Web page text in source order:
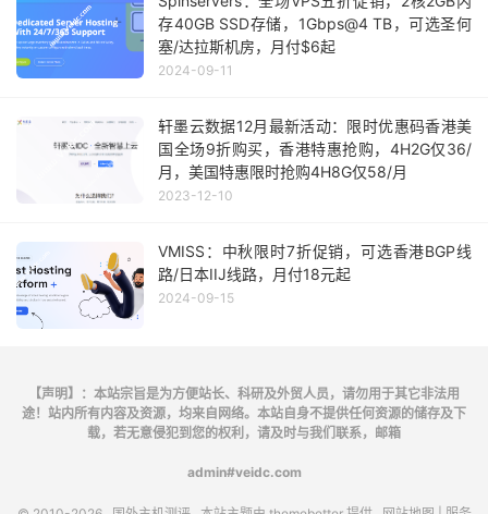
存40GB SSD存储，1Gbps@4 TB，可选圣何
塞/达拉斯机房，月付$6起
2024-09-11
轩墨云数据12月最新活动：限时优惠码香港美
国全场9折购买，香港特惠抢购，4H2G仅36/
月，美国特惠限时抢购4H8G仅58/月
2023-12-10
VMISS：中秋限时7折促销，可选香港BGP线
路/日本IIJ线路，月付18元起
2024-09-15
【声明】：本站宗旨是为方便站长、科研及外贸人员，请勿用于其它非法用
途！站内所有内容及资源，均来自网络。本站自身不提供任何资源的储存及下
载，若无意侵犯到您的权利，请及时与我们联系，邮箱
admin#veidc.com